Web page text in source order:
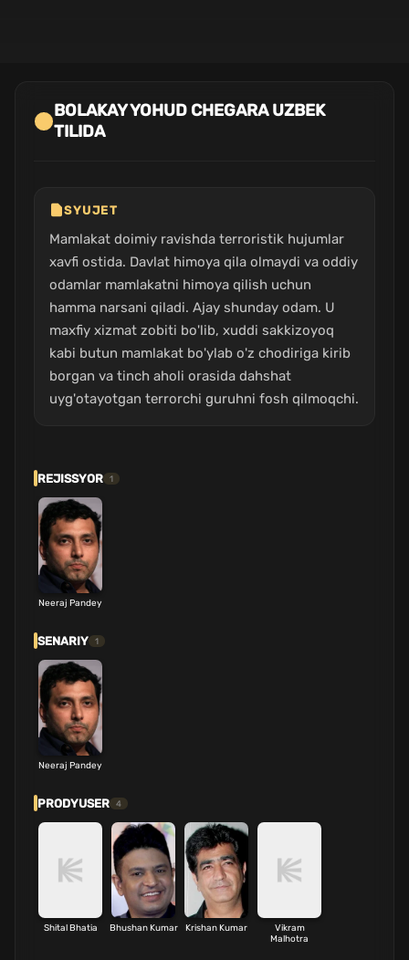
BOLAKAY YOHUD CHEGARA UZBEK
TILIDA
SYUJET
Mamlakat doimiy ravishda terroristik hujumlar
xavfi ostida. Davlat himoya qila olmaydi va oddiy
odamlar mamlakatni himoya qilish uchun
hamma narsani qiladi. Ajay shunday odam. U
maxfiy xizmat zobiti bo'lib, xuddi sakkizoyoq
kabi butun mamlakat bo'ylab o'z chodiriga kirib
borgan va tinch aholi orasida dahshat
uyg'otayotgan terrorchi guruhni fosh qilmoqchi.
REJISSYOR 1
Neeraj Pandey
SENARIY 1
Neeraj Pandey
PRODYUSER 4
Shital Bhatia Bhushan Kumar Krishan Kumar
Vikram
Malhotra